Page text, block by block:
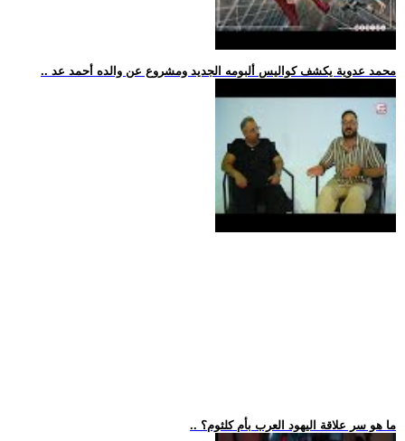
.. محمد عدوية يكشف كواليس ألبومه الجديد ومشروع عن والده أحمد عد
.. ما هو سر علاقة اليهود العرب بأم كلثوم؟